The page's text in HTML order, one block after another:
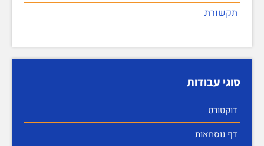
תקשורת
סוגי עבודות
דוקטורט
דף נוסחאות